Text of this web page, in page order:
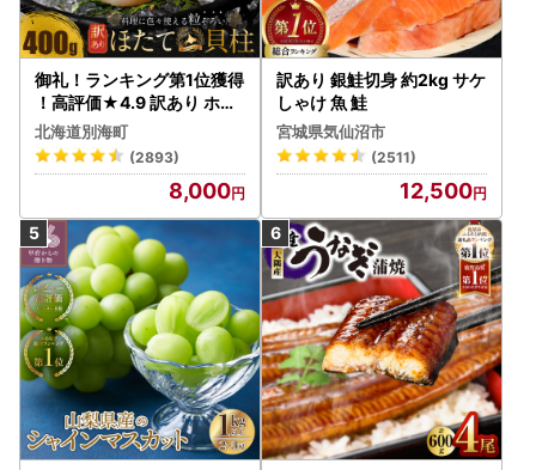
御礼！ランキング第1位獲得
！高評価★4.9 訳あり ホタ
テ 400g（ほたて 帆立 貝柱
冷凍 ）
北海道別海町
(2893)
8,000
訳あり 銀鮭切身 約2kg サケ
しゃけ 魚 鮭
宮城県気仙沼市
(2511)
12,500